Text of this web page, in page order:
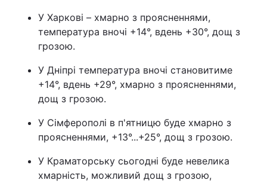
У Харкові – хмарно з проясненнями,
температура вночі +14°, вдень +30°, дощ з
грозою.
У Дніпрі температура вночі становитиме
+14°, вдень +29°, хмарно з проясненнями,
дощ з грозою.
У Сімферополі в п'ятницю буде хмарно з
проясненнями, +13°...+25°, дощ з грозою.
У Краматорську сьогодні буде невелика
хмарність, можливий дощ з грозою,